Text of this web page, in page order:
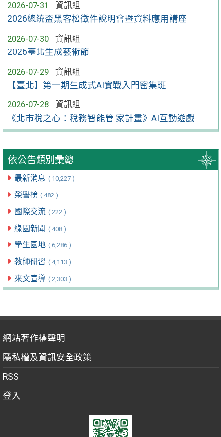
2026-07-31
資訊組
2026總統盃黑客松徵件說明會暨資料應用講座
2026-07-30
資訊組
2026臺北生成藝術節
2026-07-29
資訊組
【臺北】第一期生成式AI實戰入門密集班
2026-07-28
資訊組
《北市稅之心：稅務智能管 家計畫》AI互動遊戲
依公告類別彙總
最新消息 ( 10,227 )
榮譽榜 ( 482 )
國際交流 ( 222 )
綠園新聞 ( 408 )
學生園地 ( 6,286 )
教師研習 ( 4,113 )
來文宣導 ( 2,303 )
網站著作權聲明
隱私權及資訊安全政策
RSS
登入